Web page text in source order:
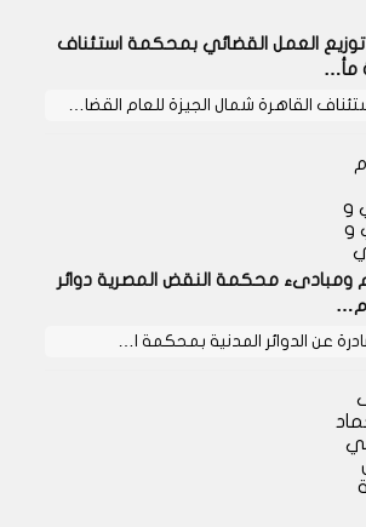
العمل القضائي بمحكمة استئناف
مأ…
القاهرة شمال الجيزة للعام القضا…
و
و
ومبادىء محكمة النقض المصرية دوائر
م…
عن الدوائر المدنية بمحكمة ا…